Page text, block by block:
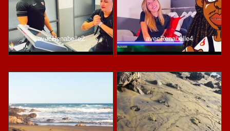
avecRenabelle2 avecRenabelle4